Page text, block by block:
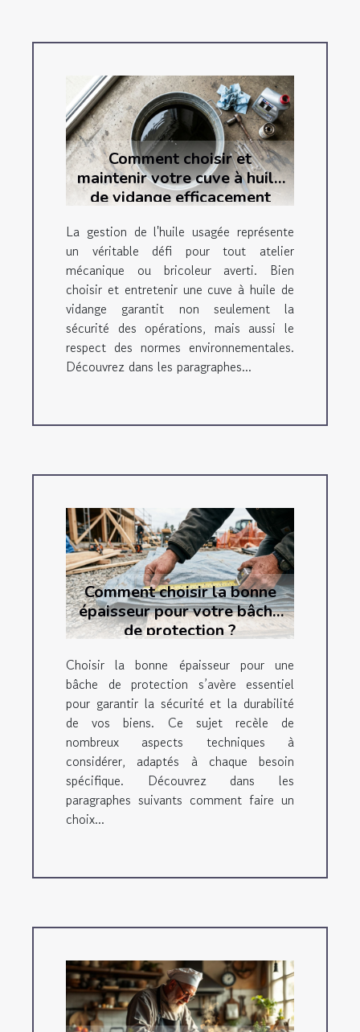
Comment choisir et
maintenir votre cuve à huile
de vidange efficacement
La gestion de l'huile usagée représente
un véritable défi pour tout atelier
mécanique ou bricoleur averti. Bien
choisir et entretenir une cuve à huile de
vidange garantit non seulement la
sécurité des opérations, mais aussi le
respect des normes environnementales.
Découvrez dans les paragraphes...
Comment choisir la bonne
épaisseur pour votre bâche
de protection ?
Choisir la bonne épaisseur pour une
bâche de protection s’avère essentiel
pour garantir la sécurité et la durabilité
de vos biens. Ce sujet recèle de
nombreux aspects techniques à
considérer, adaptés à chaque besoin
spécifique. Découvrez dans les
paragraphes suivants comment faire un
choix...